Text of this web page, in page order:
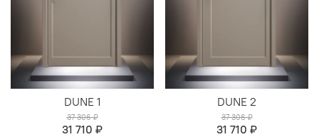
DUNE 1
37 306 ₽
31 710 ₽
DUNE 2
37 306 ₽
31 710 ₽